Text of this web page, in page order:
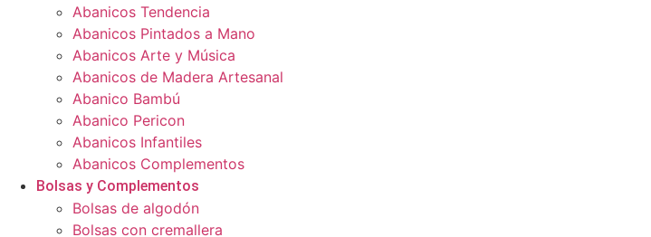
Abanicos Tendencia
Abanicos Pintados a Mano
Abanicos Arte y Música
Abanicos de Madera Artesanal
Abanico Bambú
Abanico Pericon
Abanicos Infantiles
Abanicos Complementos
Bolsas y Complementos
Bolsas de algodón
Bolsas con cremallera